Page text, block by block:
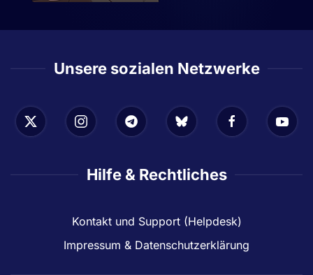
Unsere sozialen Netzwerke
Hilfe & Rechtliches
Kontakt und Support (Helpdesk)
Impressum & Datenschutzerklärung